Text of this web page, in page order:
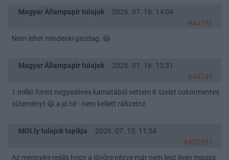
Magyar Állampapír tulajok
2026. 07. 16. 14:04
#44756
Nem lehet mindenki gazdag. 😆
Magyar Állampapír tulajok
2026. 07. 16. 13:31
#44749
1 millió forint negyedéves kamatából vettem 8 szelet cukormentes
süteményt 😃 a jó hír : nem kellett ráfizetni!
MOLly tulajok topikja
2026. 07. 15. 11:34
#403531
Az mennyire reális hogy a jövőre nézve már nem lesz ilyen magas